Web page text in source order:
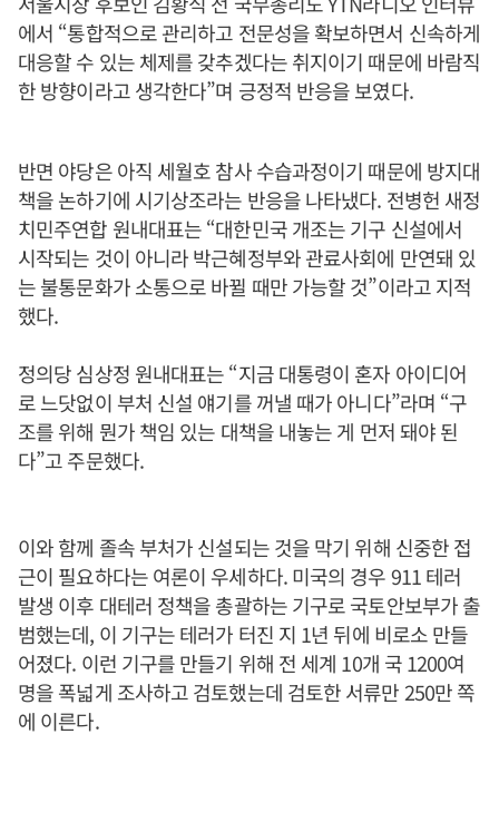
에서 “통합적으로 관리하고 전문성을 확보하면서 신속하게
대응할 수 있는 체제를 갖추겠다는 취지이기 때문에 바람직
한 방향이라고 생각한다”며 긍정적 반응을 보였다.
반면 야당은 아직 세월호 참사 수습과정이기 때문에 방지대
책을 논하기에 시기상조라는 반응을 나타냈다. 전병헌 새정
치민주연합 원내대표는 “대한민국 개조는 기구 신설에서
시작되는 것이 아니라 박근혜정부와 관료사회에 만연돼 있
는 불통문화가 소통으로 바뀔 때만 가능할 것”이라고 지적
했다.
정의당 심상정 원내대표는 “지금 대통령이 혼자 아이디어
로 느닷없이 부처 신설 얘기를 꺼낼 때가 아니다”라며 “구
조를 위해 뭔가 책임 있는 대책을 내놓는 게 먼저 돼야 된
다”고 주문했다.
이와 함께 졸속 부처가 신설되는 것을 막기 위해 신중한 접
근이 필요하다는 여론이 우세하다. 미국의 경우 911 테러
발생 이후 대테러 정책을 총괄하는 기구로 국토안보부가 출
범했는데, 이 기구는 테러가 터진 지 1년 뒤에 비로소 만들
어졌다. 이런 기구를 만들기 위해 전 세계 10개 국 1200여
명을 폭넓게 조사하고 검토했는데 검토한 서류만 250만 쪽
에 이른다.